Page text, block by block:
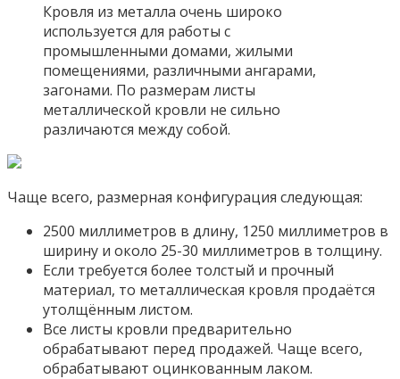
Кровля из металла очень широко
используется для работы с
промышленными домами, жилыми
помещениями, различными ангарами,
загонами. По размерам листы
металлической кровли не сильно
различаются между собой.
Чаще всего, размерная конфигурация следующая:
2500 миллиметров в длину, 1250 миллиметров в
ширину и около 25-30 миллиметров в толщину.
Если требуется более толстый и прочный
материал, то металлическая кровля продаётся
утолщённым листом.
Все листы кровли предварительно
обрабатывают перед продажей. Чаще всего,
обрабатывают оцинкованным лаком.